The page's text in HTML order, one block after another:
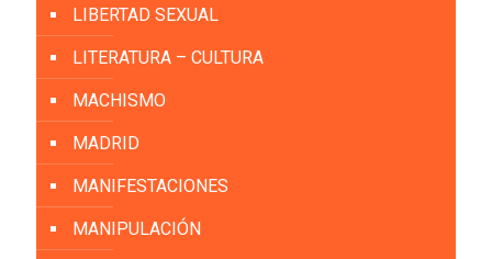
LIBERTAD SEXUAL
LITERATURA – CULTURA
MACHISMO
MADRID
MANIFESTACIONES
MANIPULACIÓN